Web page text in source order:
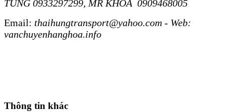
TÙNG 0933297299, MR KHOA 0909468005
Email: thaihungtransport@yahoo.com - Web:
vanchuyenhanghoa.info
Thông tin khác